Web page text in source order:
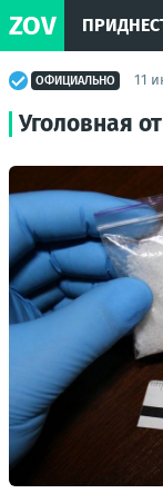
ZOV
ОФИЦИАЛЬНО 11
Уголовная